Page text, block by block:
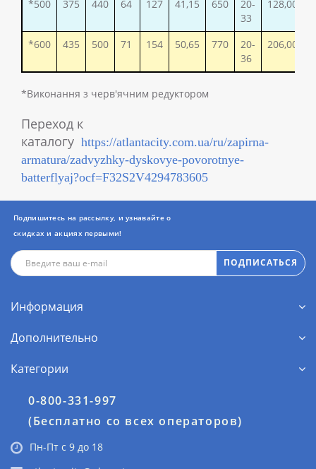
*500 375 440 64 127 41,15 650
20-
33
128,00
*600 435 500 71 154 50,65 770
20-
36
206,00
*Виконання з черв'ячним редуктором
Переход к
каталогу https://atlantacity.com.ua/ru/zapirna-
armatura/zadvyzhky-dyskovye-povorotnye-
batterflyaj?ocf=F32S2V4294783605
Подпишитесь на рассылку, и узнавайте о
скидках и акциях первыми!
ПОДПИСАТЬСЯ
Информация
Дополнительно
Категории
0-800-331-997
(Бесплатно со всех операторов)
Пн-Пт с 9 до 18